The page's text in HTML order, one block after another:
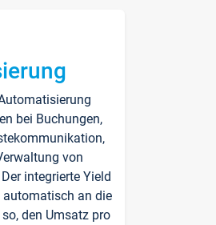
bei Buchungen,
von
integrierte Yield
automatisch an die
den Umsatz pro